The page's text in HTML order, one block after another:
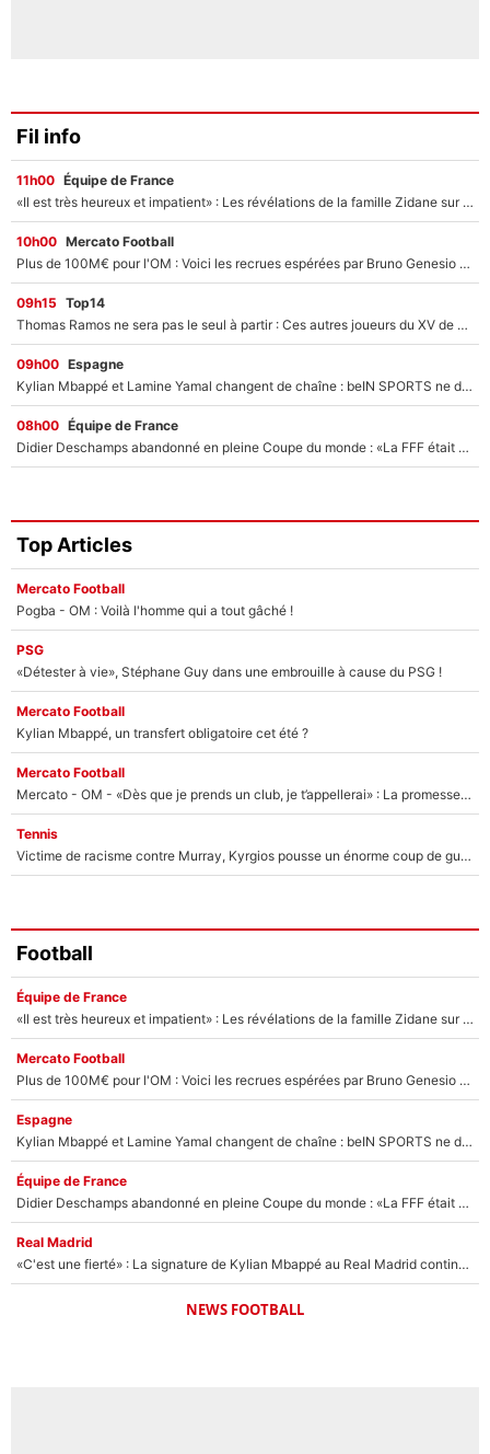
Fil info
11h00 Équipe de France
«Il est très heureux et impatient» : Les révélations de la famille Zidane sur sa prise de pouvoir en équipe de France !
10h00 Mercato Football
Plus de 100M€ pour l'OM : Voici les recrues espérées par Bruno Genesio et Grégory Lorenzi après l’opération dégraissage
09h15 Top14
Thomas Ramos ne sera pas le seul à partir : Ces autres joueurs du XV de France pourraient aussi quitter le Stade Toulousain, un club de Top 14 est déjà sur les rangs
09h00 Espagne
Kylian Mbappé et Lamine Yamal changent de chaîne : beIN SPORTS ne digère pas cette décision historique et prédit un fiasco pour la Liga
08h00 Équipe de France
Didier Deschamps abandonné en pleine Coupe du monde : «La FFF était déjà passée à Zinedine Zidane»
Top Articles
Mercato Football
Pogba - OM : Voilà l'homme qui a tout gâché !
PSG
«Détester à vie», Stéphane Guy dans une embrouille à cause du PSG !
Mercato Football
Kylian Mbappé, un transfert obligatoire cet été ?
Mercato Football
Mercato - OM - «Dès que je prends un club, je t’appellerai» : La promesse de Marcelino au moment de claquer la porte
Tennis
Victime de racisme contre Murray, Kyrgios pousse un énorme coup de gueule !
Football
Équipe de France
«Il est très heureux et impatient» : Les révélations de la famille Zidane sur sa prise de pouvoir en équipe de France !
Mercato Football
Plus de 100M€ pour l'OM : Voici les recrues espérées par Bruno Genesio et Grégory Lorenzi après l’opération dégraissage
Espagne
Kylian Mbappé et Lamine Yamal changent de chaîne : beIN SPORTS ne digère pas cette décision historique et prédit un fiasco pour la Liga
Équipe de France
Didier Deschamps abandonné en pleine Coupe du monde : «La FFF était déjà passée à Zinedine Zidane»
Real Madrid
«C'est une fierté» : La signature de Kylian Mbappé au Real Madrid continue de régaler l'Espagne
NEWS FOOTBALL